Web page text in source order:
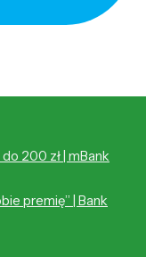
200 zł | mBank
premię” | Bank